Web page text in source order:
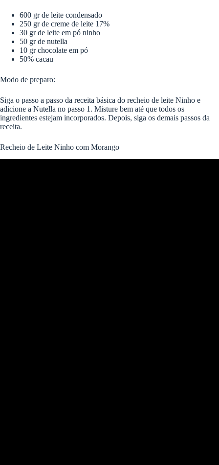
600 gr de leite condensado
250 gr de creme de leite 17%
30 gr de leite em pó ninho
50 gr de nutella
10 gr chocolate em pó
50% cacau
Modo de preparo:
Siga o passo a passo da receita básica do recheio de leite Ninho e
adicione a Nutella no passo 1. Misture bem até que todos os
ingredientes estejam incorporados. Depois, siga os demais passos da
receita.
Recheio de Leite Ninho com Morango